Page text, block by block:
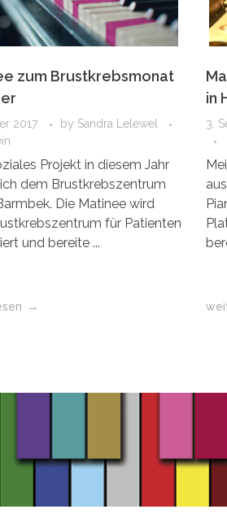
zum Brustkrebsmonat
2017 by Sandra Lelewel
Projekt in diesem Jahr
dem Brustkrebszentrum
Die Matinee wird
für Patienten
und bereite ...
in
3.